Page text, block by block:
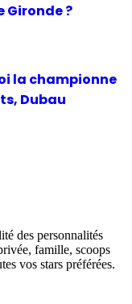
Gironde ?
la championne
Dubau
des personnalités
famille, scoops
vos stars préférées.